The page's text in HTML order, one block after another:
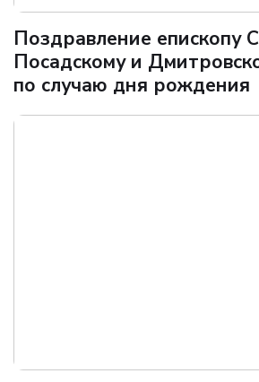
Поздравление епископу
Посадскому и
по случаю дня рождения